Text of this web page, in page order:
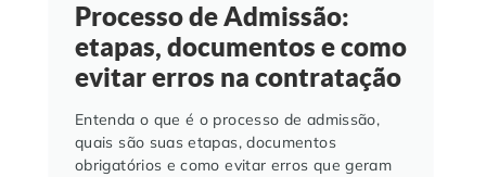
Processo de Admissão:
etapas, documentos e como
evitar erros na contratação
Entenda o que é o processo de admissão,
quais são suas etapas, documentos
obrigatórios e como evitar erros que geram